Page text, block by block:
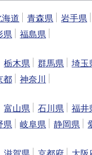
道 青森県 岩手県
県 福島県
栃木県 群馬県
埼玉
都 神奈川
富山県 石川県
福井
県 岐阜県 静岡県